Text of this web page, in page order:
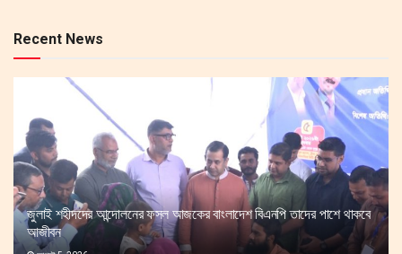
Recent News
জুলাই শহীদদের আন্দোলনের ফসল আজকের বাংলাদেশ বিএনপি তাদের পাশে থাকবে
আজীবন